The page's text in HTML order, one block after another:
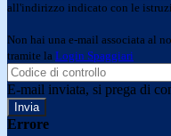
all'indirizzo indicato con le
Non hai una e-mail associata al
tramite la Login Spaggiari
E-mail inviata, si prega di
Errore